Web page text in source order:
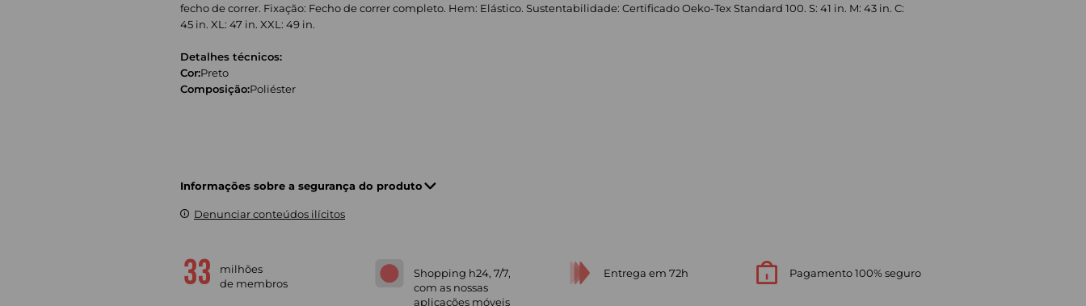
fecho de correr. Fixação: Fecho de correr completo. Hem: Elástico. Sustentabilidade: Certificado Oeko-Tex Standard 100. S: 41 in. M: 43 in. C:
45 in. XL: 47 in. XXL: 49 in.
Detalhes técnicos:
Cor:Preto
Composição:Poliéster
Informações sobre a segurança do produto
Denunciar conteúdos ilícitos
milhões
de membros
Shopping h24, 7/7,
com as nossas
aplicações móveis
Entrega em 72h Pagamento 100% seguro